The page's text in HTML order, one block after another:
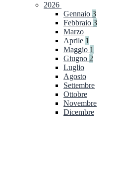
2026
Gennaio 3
Febbraio 3
Marzo
Aprile 1
Maggio 1
Giugno 2
Luglio
Agosto
Settembre
Ottobre
Novembre
Dicembre